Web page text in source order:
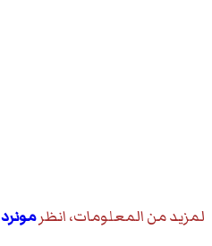
لمزيد من المعلومات، انظرمونرد